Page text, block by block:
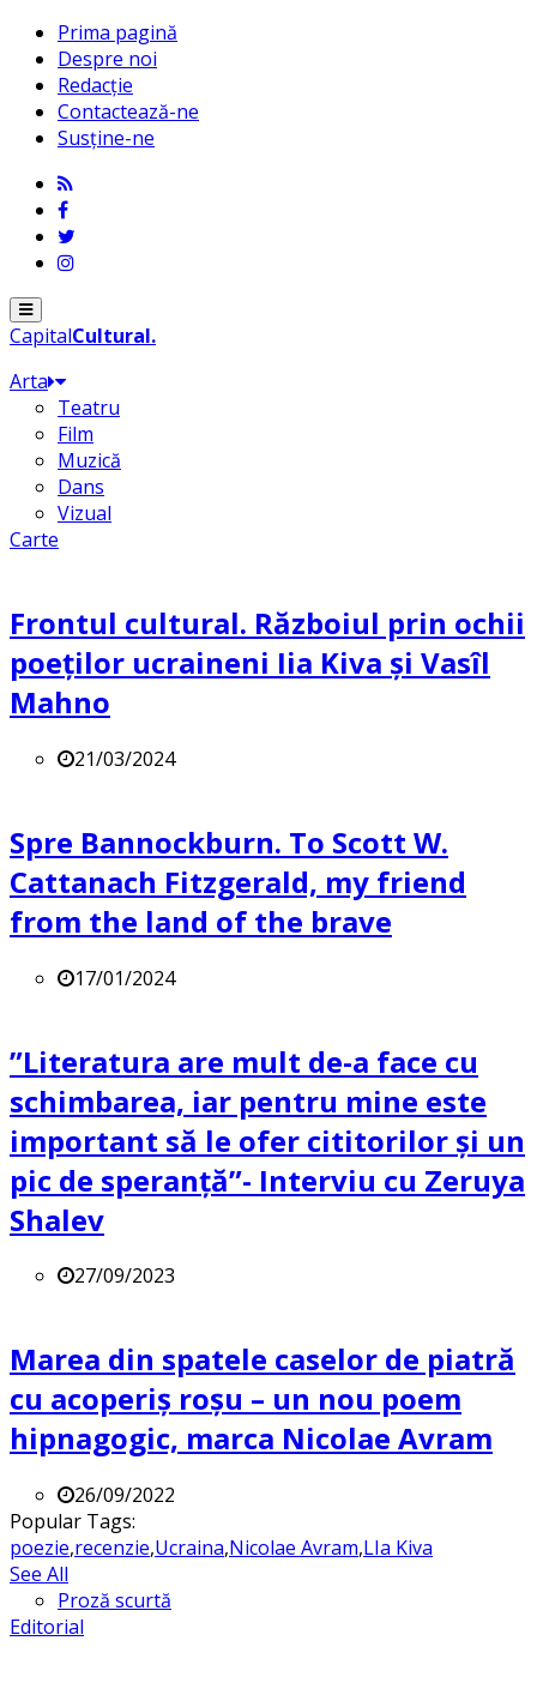
Prima pagină
Despre noi
Redacție
Contactează-ne
Susține-ne
Menu
CapitalCultural.
Arta
Teatru
Film
Muzică
Dans
Vizual
Carte
Frontul cultural. Războiul prin ochii
poeților ucraineni Iia Kiva și Vasîl
Mahno
21/03/2024
Spre Bannockburn. To Scott W.
Cattanach Fitzgerald, my friend
from the land of the brave
17/01/2024
”Literatura are mult de-a face cu
schimbarea, iar pentru mine este
important să le ofer cititorilor și un
pic de speranță”- Interviu cu Zeruya
Shalev
27/09/2023
Marea din spatele caselor de piatră
cu acoperiș roșu – un nou poem
hipnagogic, marca Nicolae Avram
26/09/2022
Popular Tags:
poezie,recenzie,Ucraina,Nicolae Avram,LIa Kiva
See All
Proză scurtă
Editorial